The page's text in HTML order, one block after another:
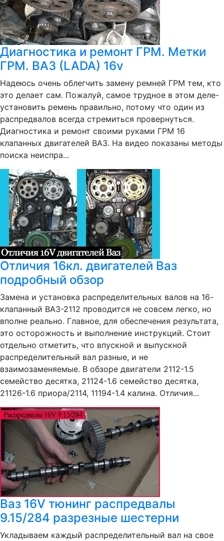
Диагностика и ремонт ГРМ. Метки
ГРМ. ВАЗ (LADA) 16v
Надеюсь очень облегчить замену ремней ГРМ тем, кто
это делает сам. Пожалуй, самое трудное в этом деле-
установить ремень правильно, потому что один из
распредвалов всегда стремиться провернуться.
Диагностика и ремонт своими руками ГРМ 16
клапанных двигателей ВАЗ. На видео показаны методы
поиска неиспра...
Отличия 16кл. двигателей Ваз
подробный обзор
Замена и установка распределительных валов на 16-
клапанный ВАЗ-2112 проводится не совсем легко, но
вполне реально. Главное, для обеспечения результата,
это осторожность и выполнение инструкций. Стоит
отдельно отметить, что впускной и выпускной
распределительный вал разные, и не
взаимозаменяемые. В обзоре двигатели 2112-1.5
семейство десятка, 21124-1.6 семейство десятка,
21126-1.6 приора/2114, 11194-1.4 калина. Отличия...
Ваз 16V тюнинг распредвалы
9.15/284 разрезные шестерни
Укладываем каждый распределительный вал на свое